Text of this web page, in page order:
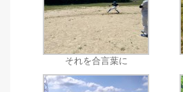
それを合言葉に